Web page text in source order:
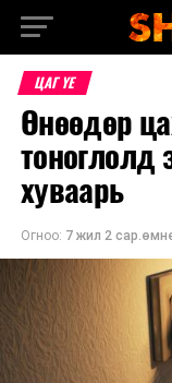
ЦАГ ҮЕ
Өнөөдөр
тоноглолд
хуваарь
Огноо: 7 жил 2